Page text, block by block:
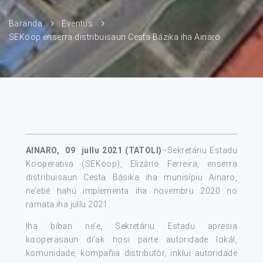
Baranda
Eventus
SEKoop enserra distribuisaun Cesta Bázika iha Ainaro
AINARO, 09 jullu 2021 (TATOLI)–Sekretáriu Estadu
Kooperativa (SEKoop), Elizário Ferreira, enserra
distribuisaun Cesta Básika iha munisípiu Ainaro,
ne’ebé hahú implementa iha novembru 2020 no
ramata iha jullu 2021.
Iha biban ne’e, Sekretáriu Estadu apresia
kooperasaun di’ak hosi parte autoridade lokál,
komunidade, kompañia distributór, inklui autoridade